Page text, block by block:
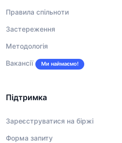
Правила спільноти
Застереження
Методологія
Вакансії Ми наймаємо!
Підтримка
Зареєструватися на біржі
Форма запиту